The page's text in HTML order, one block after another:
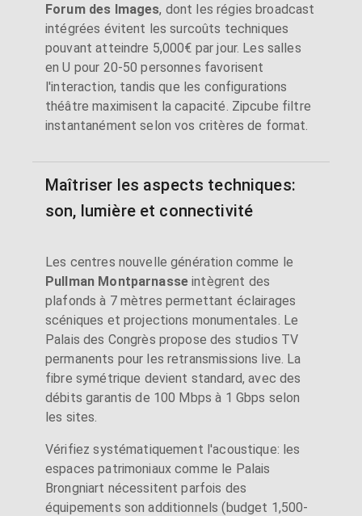
Forum des Images, dont les régies broadcast
intégrées évitent les surcoûts techniques
pouvant atteindre 5,000€ par jour. Les salles
en U pour 20-50 personnes favorisent
l'interaction, tandis que les configurations
théâtre maximisent la capacité. Zipcube filtre
instantanément selon vos critères de format.
Maîtriser les aspects techniques:
son, lumière et connectivité
Les centres nouvelle génération comme le
Pullman Montparnasse intègrent des
plafonds à 7 mètres permettant éclairages
scéniques et projections monumentales. Le
Palais des Congrès propose des studios TV
permanents pour les retransmissions live. La
fibre symétrique devient standard, avec des
débits garantis de 100 Mbps à 1 Gbps selon
les sites.
Vérifiez systématiquement l'acoustique: les
espaces patrimoniaux comme le Palais
Brongniart nécessitent parfois des
équipements son additionnels (budget 1,500-